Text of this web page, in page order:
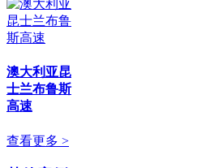
澳大利亚昆
士兰布鲁斯
高速
查看更多 >